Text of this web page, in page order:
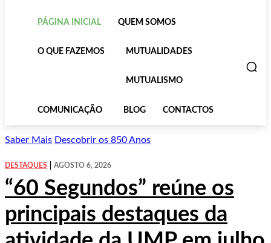
PÁGINA INICIAL QUEM SOMOS
O QUE FAZEMOS MUTUALIDADES
MUTUALISMO
COMUNICAÇÃO BLOG CONTACTOS
Saber Mais Descobrir os 850 Anos
DESTAQUES AGOSTO 6, 2026
“60 Segundos” reúne os
principais destaques da